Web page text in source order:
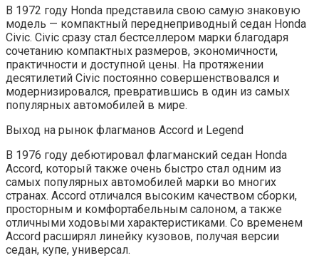
В 1972 году Honda представила свою самую знаковую
модель — компактный переднеприводный седан Honda
Civic. Civic сразу стал бестселлером марки благодаря
сочетанию компактных размеров, экономичности,
практичности и доступной цены. На протяжении
десятилетий Civic постоянно совершенствовался и
модернизировался, превратившись в один из самых
популярных автомобилей в мире.
Выход на рынок флагманов Accord и Legend
В 1976 году дебютировал флагманский седан Honda
Accord, который также очень быстро стал одним из
самых популярных автомобилей марки во многих
странах. Accord отличался высоким качеством сборки,
просторным и комфортабельным салоном, а также
отличными ходовыми характеристиками. Со временем
Accord расширял линейку кузовов, получая версии
седан, купе, универсал.